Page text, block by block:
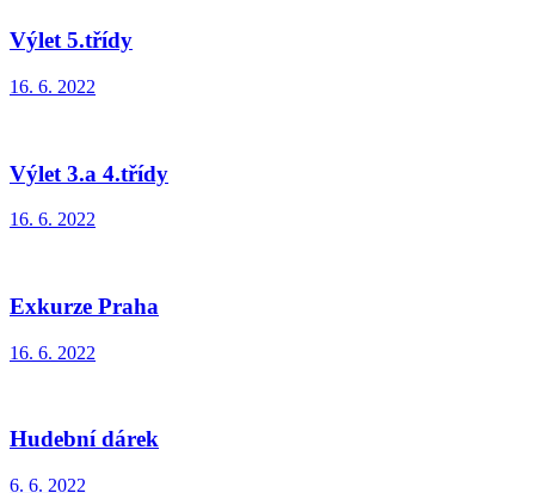
Výlet 5.třídy
16. 6. 2022
Výlet 3.a 4.třídy
16. 6. 2022
Exkurze Praha
16. 6. 2022
Hudební dárek
6. 6. 2022